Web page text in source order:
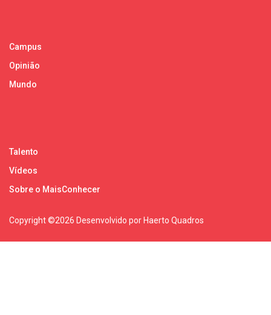
Campus
Opinião
Mundo
Talento
Vídeos
Sobre o MaisConhecer
Copyright ©2026 Desenvolvido por Haerto Quadros